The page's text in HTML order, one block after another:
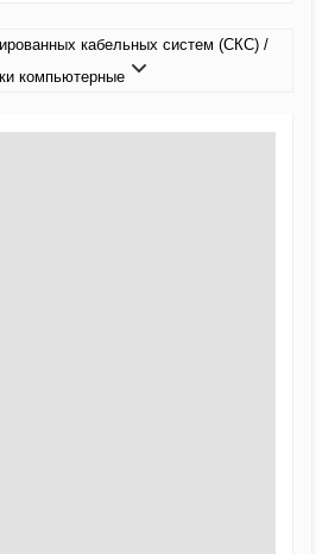
кабельных систем (СКС) /
компьютерные